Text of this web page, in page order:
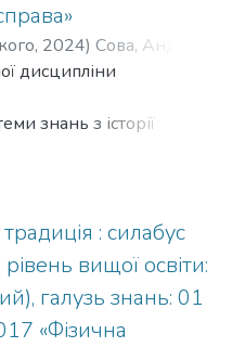
, 2024) Сова, Андрій
освіти
дисципліни
знань з історії
ХІХ – першої
у цій царині
: силабус
вищої освіти:
галузь знань: 01
«Фізична